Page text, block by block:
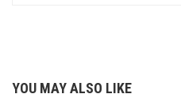
YOU MAY ALSO LIKE